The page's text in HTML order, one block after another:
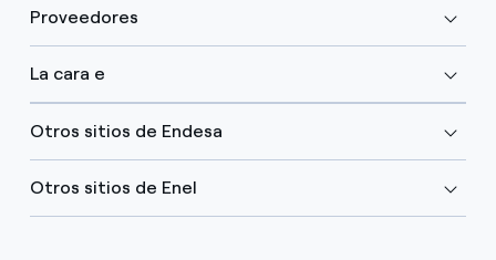
Proveedores
La cara e
Otros sitios de Endesa
Otros sitios de Enel